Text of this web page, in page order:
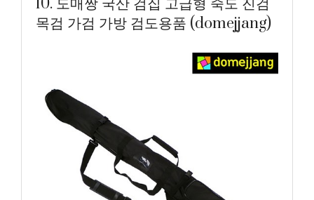
10. 도매짱 국산 검집 고급형 죽도 진검
목검 가검 가방 검도용품 (domejjang)